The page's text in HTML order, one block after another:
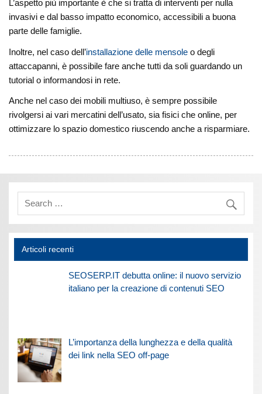
L’aspetto più importante è che si tratta di interventi per nulla
invasivi e dal basso impatto economico, accessibili a buona
parte delle famiglie.
Inoltre, nel caso dell’installazione delle mensoleo degli
attaccapanni, è possibile fare anche tutti da soli guardando un
tutorial o informandosi in rete.
Anche nel caso dei mobili multiuso, è sempre possibile
rivolgersi ai vari mercatini dell’usato, sia fisici che online, per
ottimizzare lo spazio domestico riuscendo anche a risparmiare.
Articoli recenti
SEOSERP.IT debutta online: il nuovo servizio
italiano per la creazione di contenuti SEO
L’importanza della lunghezza e della qualità
dei link nella SEO off-page